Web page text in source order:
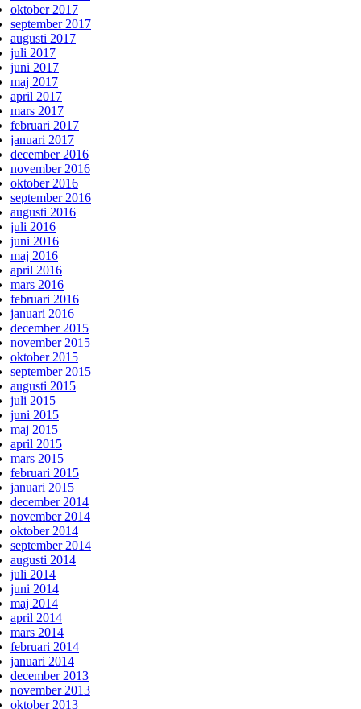
oktober 2017
september 2017
augusti 2017
juli 2017
juni 2017
maj 2017
april 2017
mars 2017
februari 2017
januari 2017
december 2016
november 2016
oktober 2016
september 2016
augusti 2016
juli 2016
juni 2016
maj 2016
april 2016
mars 2016
februari 2016
januari 2016
december 2015
november 2015
oktober 2015
september 2015
augusti 2015
juli 2015
juni 2015
maj 2015
april 2015
mars 2015
februari 2015
januari 2015
december 2014
november 2014
oktober 2014
september 2014
augusti 2014
juli 2014
juni 2014
maj 2014
april 2014
mars 2014
februari 2014
januari 2014
december 2013
november 2013
oktober 2013